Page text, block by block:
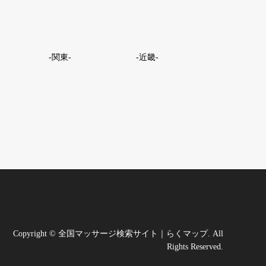
-関東- -近畿-
Copyright © 全国マッサージ検索サイト｜らくマップ. All
Rights Reserved.